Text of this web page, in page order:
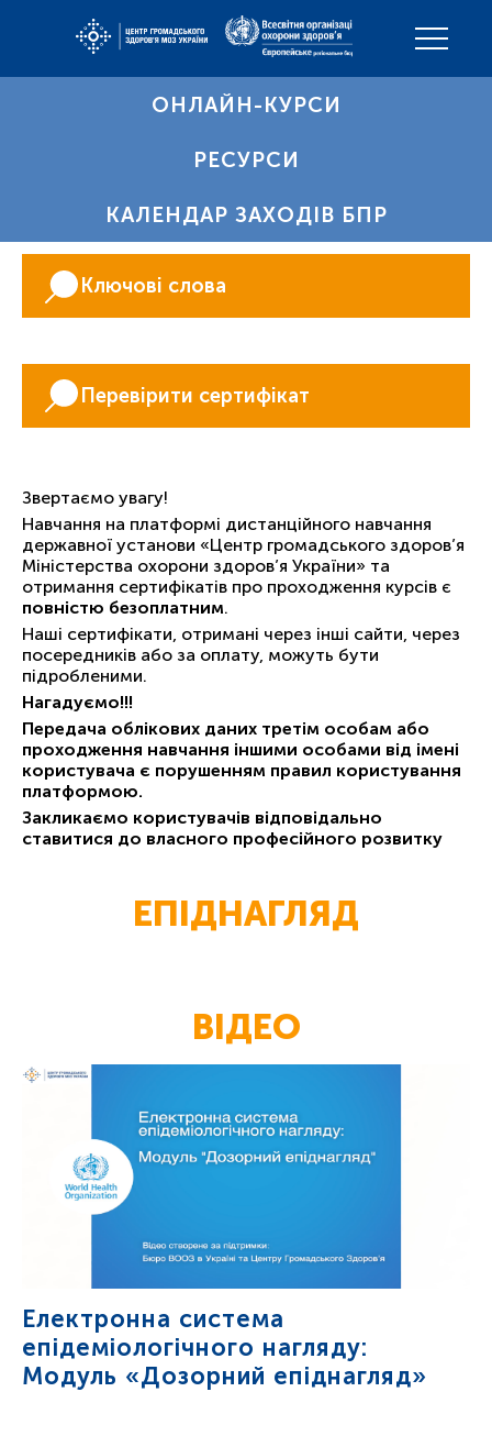
ОНЛАЙН-КУРСИ
РЕСУРСИ
КАЛЕНДАР ЗАХОДІВ БПР
Ключові слова
Перевірити сертифікат
Звертаємо увагу!
Навчання на платформі дистанційного навчання
державної установи «Центр громадського здоров’я
Міністерства охорони здоров’я України» та
отримання сертифікатів про проходження курсів є
повністю безоплатним.
Наші сертифікати, отримані через інші сайти, через
посередників або за оплату, можуть бути
підробленими.
Нагадуємо!!!
Передача облікових даних третім особам або
проходження навчання іншими особами від імені
користувача є порушенням правил користування
платформою.
Закликаємо користувачів відповідально
ставитися до власного професійного розвитку
ЕПІДНАГЛЯД
ВІДЕО
Електронна система
епідеміологічного нагляду:
Модуль «Дозорний епіднагляд»